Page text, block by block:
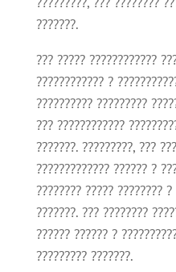
???????.
??? ????? ????????????
???????????? ?
?????????? ?????????
??? ????????????
???????. ?????????, ???
????????????? ?????? ?
???????? ????? ????????
???????. ??? ????????
?????? ?????? ?
????????? ???????.